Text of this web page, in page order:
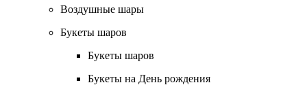
Воздушные шары
Букеты шаров
Букеты шаров
Букеты на День рождения